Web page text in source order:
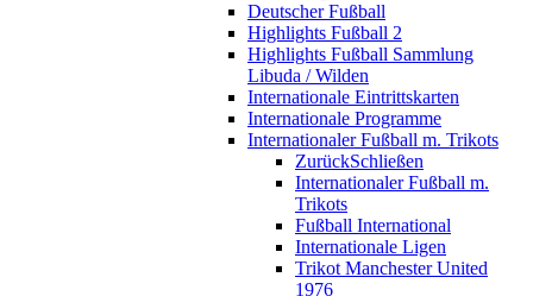
Deutscher Fußball
Highlights Fußball 2
Highlights Fußball Sammlung
Libuda / Wilden
Internationale Eintrittskarten
Internationale Programme
Internationaler Fußball m. Trikots
ZurückSchließen
Internationaler Fußball m.
Trikots
Fußball International
Internationale Ligen
Trikot Manchester United
1976